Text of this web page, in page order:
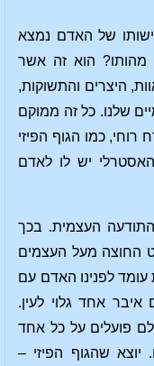
של האדם נמצא
מהותו? הוא זה אשר
היצרים והתשוקות,
שלנו. כל זה ממוקם
כמו הגוף הפיזי
יש לו לאדם
העצמית. בכך
החוצה מעל העצמים
לפנינו האדם עם
איבר אחד גלוי לעין.
פועלים על כל אחד
יוצא שהגוף הפיזי –